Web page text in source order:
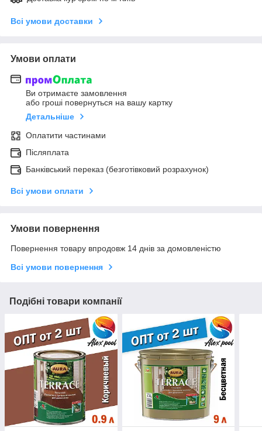
Всі умови доставки
Умови оплати
Ви отримаєте замовлення
або гроші повернуться на вашу картку
Детальніше
Оплатити частинами
Післяплата
Банківський переказ (безготівковий розрахунок)
Всі умови оплати
Умови повернення
Повернення товару впродовж 14 днів за домовленістю
Всі умови повернення
Подібні товари компанії